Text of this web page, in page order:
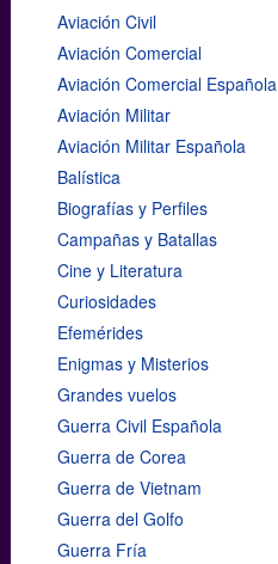
Aviación Civil
Aviación Comercial
Aviación Comercial Española
Aviación Militar
Aviación Militar Española
Balística
Biografías y Perfiles
Campañas y Batallas
Cine y Literatura
Curiosidades
Efemérides
Enigmas y Misterios
Grandes vuelos
Guerra Civil Española
Guerra de Corea
Guerra de Vietnam
Guerra del Golfo
Guerra Fría